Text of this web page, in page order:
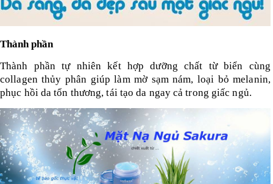
Thành phần
Thành phần tự nhiên kết hợp dưỡng chất từ biển cùng
collagen thủy phân giúp làm mờ sạm nám, loại bỏ melanin,
phục hồi da tổn thương, tái tạo da ngay cả trong giấc ngủ.